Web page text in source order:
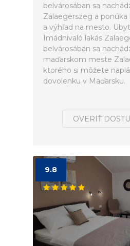
belvárosában sa
Zalaegerszeg a
a výhľad na mesto.
Imádnivaló lakás
belvárosában sa
maďarskom meste
ktorého si môžete
dovolenku v Maďarsku.
OVERIŤ
9.8